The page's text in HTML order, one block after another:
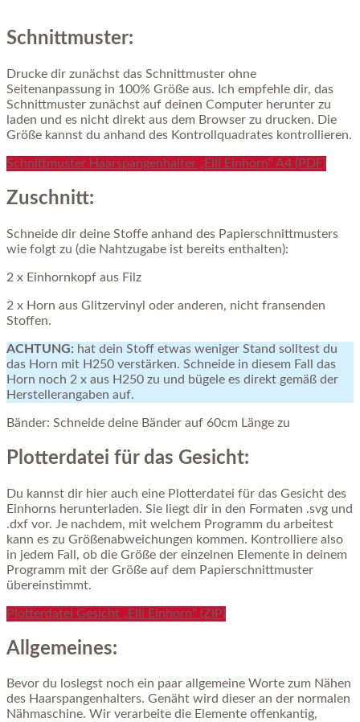
Schnittmuster:
Drucke dir zunächst das Schnittmuster ohne
Seitenanpassung in 100% Größe aus. Ich empfehle dir, das
Schnittmuster zunächst auf deinen Computer herunter zu
laden und es nicht direkt aus dem Browser zu drucken. Die
Größe kannst du anhand des Kontrollquadrates kontrollieren.
Schnittmuster Haarspangenhalter „Elli Einhorn“ A4 (PDF)
Zuschnitt:
Schneide dir deine Stoffe anhand des Papierschnittmusters
wie folgt zu (die Nahtzugabe ist bereits enthalten):
2 x Einhornkopf aus Filz
2 x Horn aus Glitzervinyl oder anderen, nicht fransenden
Stoffen.
ACHTUNG: hat dein Stoff etwas weniger Stand solltest du
das Horn mit H250 verstärken. Schneide in diesem Fall das
Horn noch 2 x aus H250 zu und bügele es direkt gemäß der
Herstellerangaben auf.
Bänder: Schneide deine Bänder auf 60cm Länge zu
Plotterdatei für das Gesicht:
Du kannst dir hier auch eine Plotterdatei für das Gesicht des
Einhorns herunterladen. Sie liegt dir in den Formaten .svg und
.dxf vor. Je nachdem, mit welchem Programm du arbeitest
kann es zu Größenabweichungen kommen. Kontrolliere also
in jedem Fall, ob die Größe der einzelnen Elemente in deinem
Programm mit der Größe auf dem Papierschnittmuster
übereinstimmt.
Plotterdatei Gesicht „Elli Einhorn“ (ZIP)
Allgemeines:
Bevor du loslegst noch ein paar allgemeine Worte zum Nähen
des Haarspangenhalters. Genäht wird dieser an der normalen
Nähmaschine. Wir verarbeite die Elemente offenkantig,